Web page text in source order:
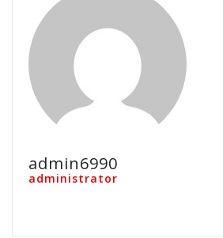
admin6990
administrator